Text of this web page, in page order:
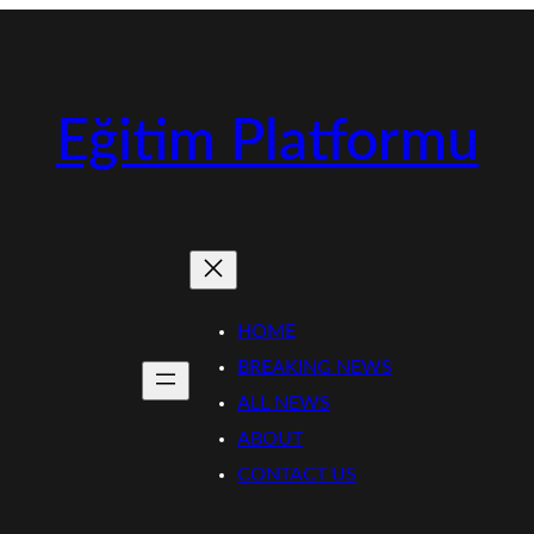
Eğitim Platformu
HOME
BREAKING NEWS
ALL NEWS
ABOUT
CONTACT US